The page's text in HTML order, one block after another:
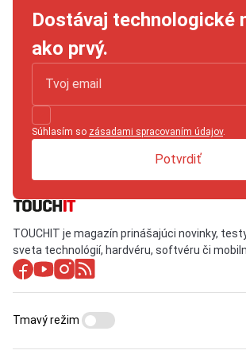
Dostávaj technologické
ako prvý.
Súhlasím so zásadami spracovaním údajov.
Potvrdiť
TOUCHIT je magazín prinášajúci novinky,
sveta technológií, hardvéru, softvéru či
Tmavý režim